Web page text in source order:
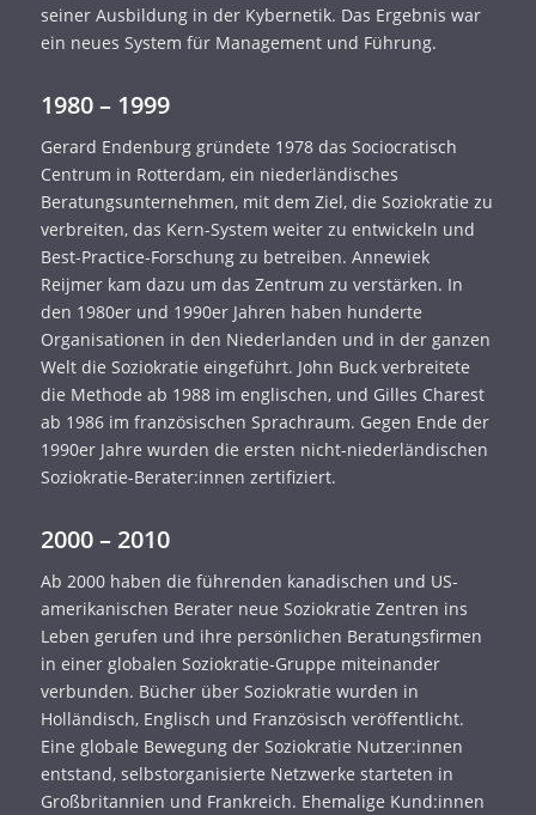
seiner Ausbildung in der Kybernetik. Das Ergebnis war
ein neues System für Management und Führung.
1980 – 1999
Gerard Endenburg gründete 1978 das Sociocratisch
Centrum in Rotterdam, ein niederländisches
Beratungsunternehmen, mit dem Ziel, die Soziokratie zu
verbreiten, das Kern-System weiter zu entwickeln und
Best-Practice-Forschung zu betreiben. Annewiek
Reijmer kam dazu um das Zentrum zu verstärken. In
den 1980er und 1990er Jahren haben hunderte
Organisationen in den Niederlanden und in der ganzen
Welt die Soziokratie eingeführt. John Buck verbreitete
die Methode ab 1988 im englischen, und Gilles Charest
ab 1986 im französischen Sprachraum. Gegen Ende der
1990er Jahre wurden die ersten nicht-niederländischen
Soziokratie-Berater:innen zertifiziert.
2000 – 2010
Ab 2000 haben die führenden kanadischen und US-
amerikanischen Berater neue Soziokratie Zentren ins
Leben gerufen und ihre persönlichen Beratungsfirmen
in einer globalen Soziokratie-Gruppe miteinander
verbunden. Bücher über Soziokratie wurden in
Holländisch, Englisch und Französisch veröffentlicht.
Eine globale Bewegung der Soziokratie Nutzer:innen
entstand, selbstorganisierte Netzwerke starteten in
Großbritannien und Frankreich. Ehemalige Kund:innen